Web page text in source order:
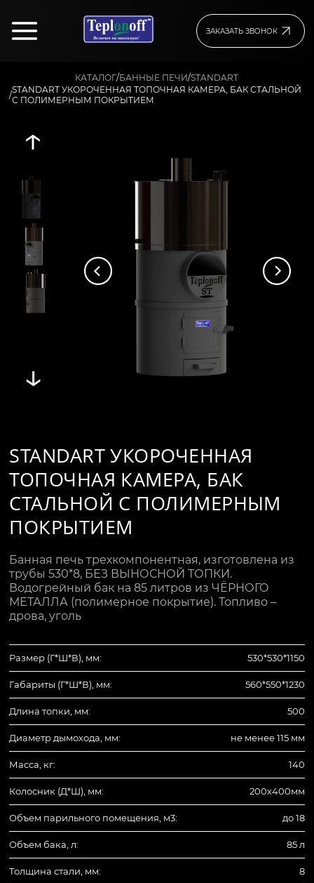
ЗАКАЗАТЬ ЗВОНОК
КАТАЛОГ/БАННЫЕ ПЕЧИ/STANDART
/STANDART УКОРОЧЕННАЯ ТОПОЧНАЯ КАМЕРА, БАК СТАЛЬНОЙ
С ПОЛИМЕРНЫМ ПОКРЫТИЕМ
↑
↓
STANDART УКОРОЧЕННАЯ
ТОПОЧНАЯ КАМЕРА, БАК
СТАЛЬНОЙ С ПОЛИМЕРНЫМ
ПОКРЫТИЕМ
Банная печь трехкомпонентная, изготовлена из
трубы 530*8, БЕЗ ВЫНОСНОЙ ТОПКИ.
Водогрейный бак на 85 литров из ЧЁРНОГО
МЕТАЛЛА (полимерное покрытие). Топливо –
дрова, уголь
Размер (Г*Ш*В), мм: 530*530*1150
Габариты (Г*Ш*В), мм: 560*550*1230
Длина топки, мм: 500
Диаметр дымохода, мм: не менее 115 мм
Масса, кг: 140
Колосник (Д*Ш), мм: 200х400мм
Объем парильного помещения, м3: до 18
Объем бака, л: 85 л
Толщина стали, мм: 8